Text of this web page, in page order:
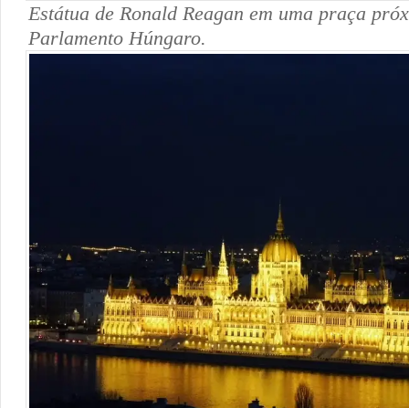
Estátua de Ronald Reagan em uma praça
Parlamento Húngaro.